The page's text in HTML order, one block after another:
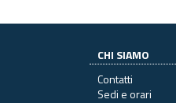
CHI SIAMO
Contatti
Sedi e orari